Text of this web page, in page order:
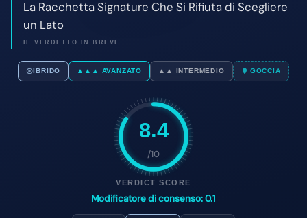
8.4
/10
VERDICT SCORE
Modificatore di consenso: 0.1